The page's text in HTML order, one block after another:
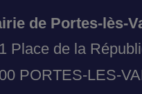
de Portes-lès-
1 Place de la
PORTES-LES-